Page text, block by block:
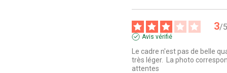
3/5
Avis vérifié
Le cadre n'est pas de belle
très léger.  La photo
attentes